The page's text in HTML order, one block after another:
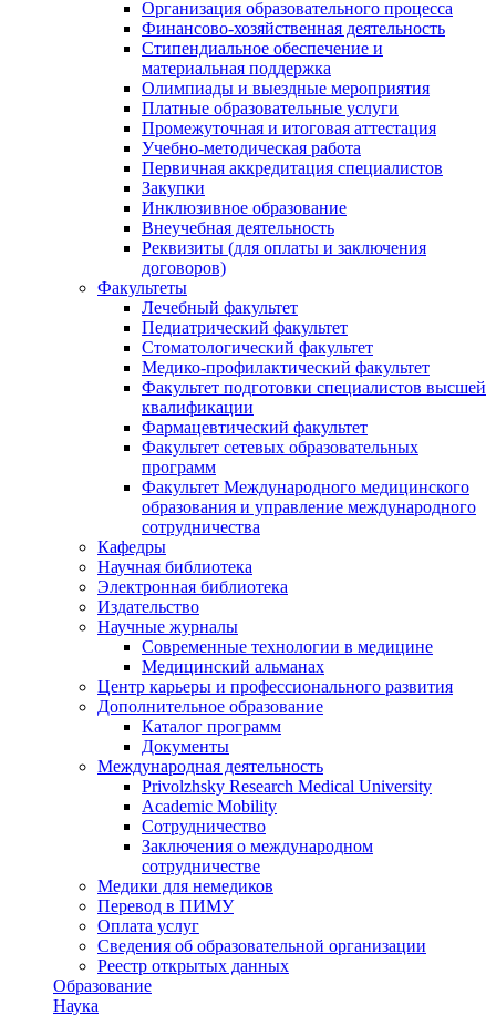
Организация образовательного процесса
Финансово-хозяйственная деятельность
Стипендиальное обеспечение и
материальная поддержка
Олимпиады и выездные мероприятия
Платные образовательные услуги
Промежуточная и итоговая аттестация
Учебно-методическая работа
Первичная аккредитация специалистов
Закупки
Инклюзивное образование
Внеучебная деятельность
Реквизиты (для оплаты и заключения
договоров)
Факультеты
Лечебный факультет
Педиатрический факультет
Стоматологический факультет
Медико-профилактический факультет
Факультет подготовки специалистов высшей
квалификации
Фармацевтический факультет
Факультет сетевых образовательных
программ
Факультет Международного медицинского
образования и управление международного
сотрудничества
Кафедры
Научная библиотека
Электронная библиотека
Издательство
Научные журналы
Современные технологии в медицине
Медицинский альманах
Центр карьеры и профессионального развития
Дополнительное образование
Каталог программ
Документы
Международная деятельность
Privolzhsky Research Medical University
Academic Mobility
Сотрудничество
Заключения о международном
сотрудничестве
Медики для немедиков
Перевод в ПИМУ
Оплата услуг
Сведения об образовательной организации
Реестр открытых данных
Образование
Наука